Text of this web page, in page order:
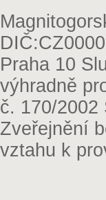
Praha 10
výhradně
č. 170/2002
Zveřejnění
vztahu k